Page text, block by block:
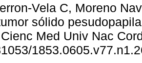
Vela C, Moreno
sólido
Med Univ Nac